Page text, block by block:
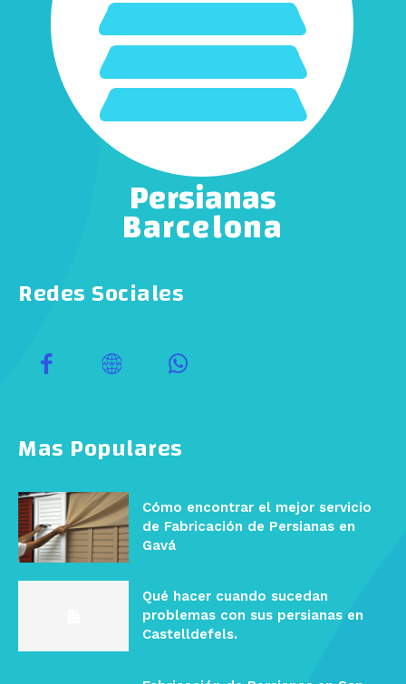
Mas Populares
Cómo encontrar el mejor servicio
de Fabricación de Persianas en
Gavá
Qué hacer cuando sucedan
problemas con sus persianas en
Castelldefels.
Redes Sociales
Persianas
Barcelona